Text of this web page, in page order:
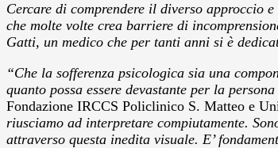
Cercare di comprendere il diverso approccio
che molte volte crea barriere di
Gatti, un medico che per tanti anni si è
“Che la sofferenza psicologica sia una
quanto possa essere devastante per la
Fondazione IRCCS Policlinico S. Matteo e
riusciamo ad interpretare compiutamente.
attraverso questa inedita visuale. E’